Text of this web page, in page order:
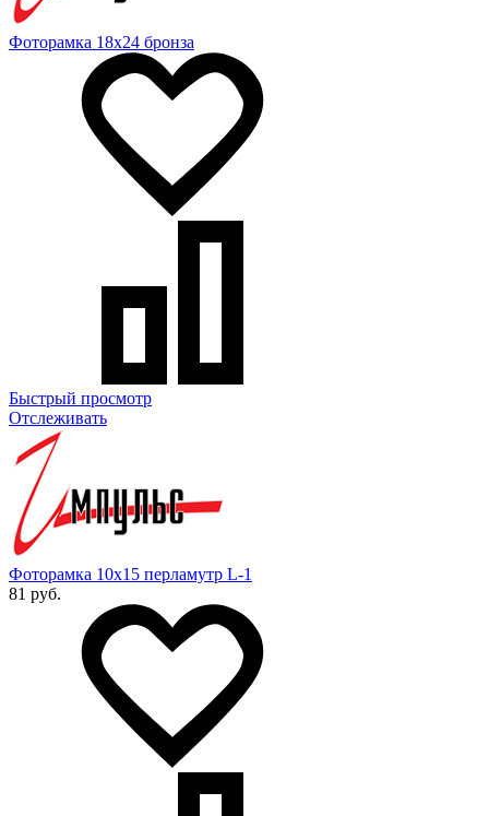
Фоторамка 18х24 бронза
Быстрый просмотр
Отслеживать
Фоторамка 10х15 перламутр L-1
81 руб.